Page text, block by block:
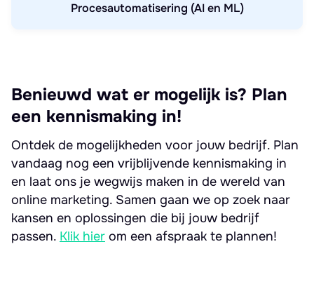
Procesautomatisering (AI en ML)
Benieuwd wat er mogelijk is? Plan
een kennismaking in!
Ontdek de mogelijkheden voor jouw bedrijf. Plan
vandaag nog een vrijblijvende kennismaking in
en laat ons je wegwijs maken in de wereld van
online marketing. Samen gaan we op zoek naar
kansen en oplossingen die bij jouw bedrijf
passen. Klik hier om een afspraak te plannen!